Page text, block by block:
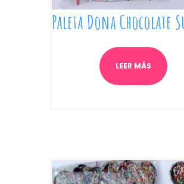
Paleta Dona Chocolate
LEER MÁS